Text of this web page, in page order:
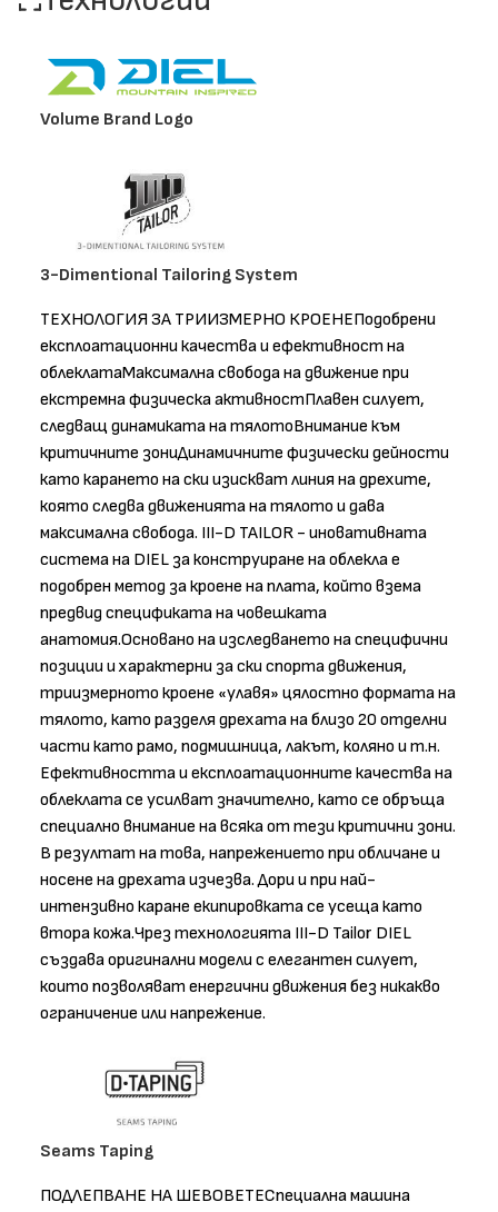
Volume Brand Logo
3-Dimentional Tailoring System
ТЕХНОЛОГИЯ ЗА ТРИИЗМЕРНО КРОЕНЕПодобрени
експлоатационни качества и ефективност на
облеклатаМаксимална свобода на движение при
екстремна физическа активностПлавен силует,
следващ динамиката на тялотоВнимание към
критичните зониДинамичните физически дейности
като карането на ски изискват линия на дрехите,
която следва движенията на тялото и дава
максимална свобода. III-D TAILOR - иновативната
система на DIEL за конструиране на облекла е
подобрен метод за кроене на плата, който взема
предвид спецификата на човешката
анатомия.Основано на изследването на специфични
позиции и характерни за ски спорта движения,
триизмерното кроене «улавя» цялостно формата на
тялото, като разделя дрехата на близо 20 отделни
части като рамо, подмишница, лакът, коляно и т.н.
Ефективността и експлоатационните качества на
облеклата се усилват значително, като се обръща
специално внимание на всяка от тези критични зони.
В резултат на това, напрежението при обличане и
носене на дрехата изчезва. Дори и при най-
интензивно каране екипировката се усеща като
втора кожа.Чрез технологията III-D Tailor DIEL
създава оригинални модели с елегантен силует,
които позволяват енергични движения без никакво
ограничение или напрежение.
Seams Taping
ПОДЛЕПВАНЕ НА ШЕВОВЕТЕСпециална машина